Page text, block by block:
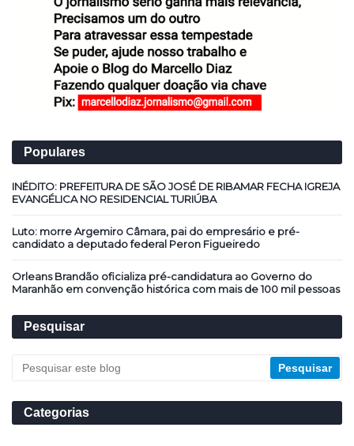
Populares
INÉDITO: PREFEITURA DE SÃO JOSÉ DE RIBAMAR FECHA IGREJA
EVANGÉLICA NO RESIDENCIAL TURIÚBA
Luto: morre Argemiro Câmara, pai do empresário e pré-
candidato a deputado federal Peron Figueiredo
Orleans Brandão oficializa pré-candidatura ao Governo do
Maranhão em convenção histórica com mais de 100 mil pessoas
Pesquisar
Categorias